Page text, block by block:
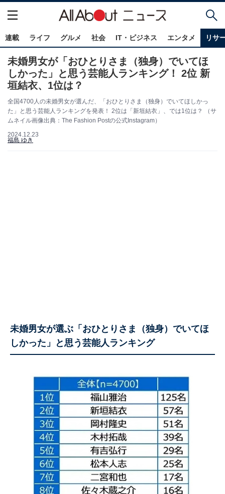
連載 ライフ グルメ 社会 IT・ビジネス エンタメ リサ
未婚男女が「おひとりさま（独身）でいてほ
しかった」と思う芸能人ランキング！ 2位 新
垣結衣、1位は？
全国4700人の未婚男女が選んだ、「おひとりさま（独身）でいてほしかっ
た」と思う芸能人ランキングを発表！ 2位は「新垣結衣」、では1位は？ （サ
ムネイル画像出典：The Fashion Postの公式Instagram）
2024.12.23
福島 ゆき
未婚男女が選ぶ「おひとりさま（独身）でいてほ
しかった」と思う芸能人ランキング